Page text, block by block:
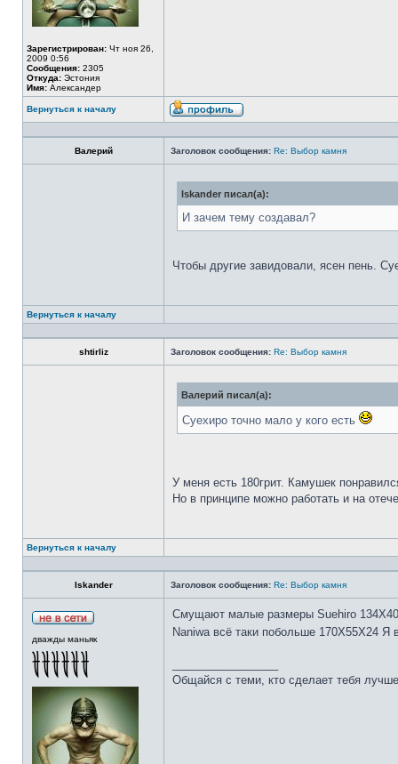
Зарегистрирован: Чт ноя 26,
2009 0:56
Сообщения: 2305
Откуда: Эстония
Имя: Александер
Вернуться к началу
Валерий Заголовок сообщения: Re: Выбор камня
Iskander писал(а):
И зачем тему создавал?
Чтобы другие завидовали, ясен пень.
Вернуться к началу
shtirliz Заголовок сообщения: Re: Выбор камня
Валерий писал(а):
Суехиро точно мало у кого есть
У меня есть 180грит. Камушек
Но в принципе можно работать и на
Вернуться к началу
Iskander Заголовок сообщения: Re: Выбор камня
дважды маньяк
Смущают малые размеры Suehiro
Naniwa всё таки побольше 170Х55Х24 Я
Общайся с теми, кто сделает тебя